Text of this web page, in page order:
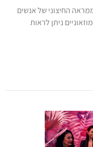
החיצוני של אנשים
ניתן לראות